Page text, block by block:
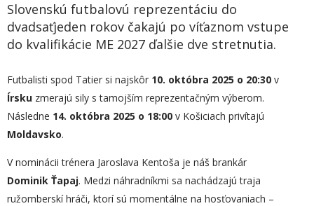
Slovenskú futbalovú reprezentáciu do
dvadsaťjeden rokov čakajú po víťaznom vstupe
do kvalifikácie ME 2027 ďalšie dve stretnutia.
Futbalisti spod Tatier si najskôr 10. októbra 2025 o 20:30 v
Írsku zmerajú sily s tamojším reprezentačným výberom.
Následne 14. októbra 2025 o 18:00 v Košiciach privítajú
Moldavsko.
V nominácii trénera Jaroslava Kentoša je náš brankár
Dominik Ťapaj. Medzi náhradníkmi sa nachádzajú traja
ružomberskí hráči, ktorí sú momentálne na hosťovaniach –